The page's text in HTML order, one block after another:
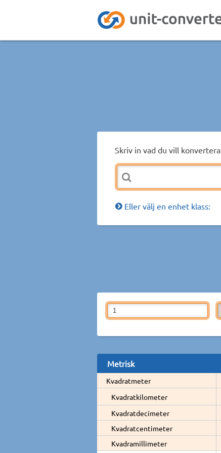
Skriv in vad du vill konvertera.
Eller välj en enhet klass:
Metrisk
Kvadratmeter
Kvadratkilometer
Kvadratdecimeter
Kvadratcentimeter
Kvadramillimeter